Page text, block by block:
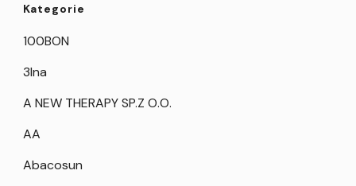
Kategorie
100BON
3Ina
A NEW THERAPY SP.Z O.O.
AA
Abacosun